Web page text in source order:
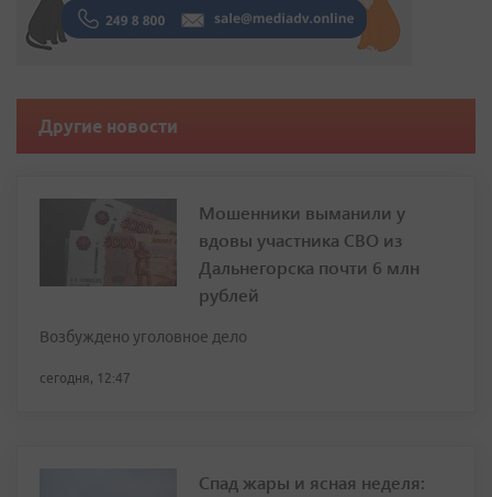
Другие новости
Мошенники выманили у
вдовы участника СВО из
Дальнегорска почти 6 млн
рублей
Возбуждено уголовное дело
сегодня, 12:47
Спад жары и ясная неделя: